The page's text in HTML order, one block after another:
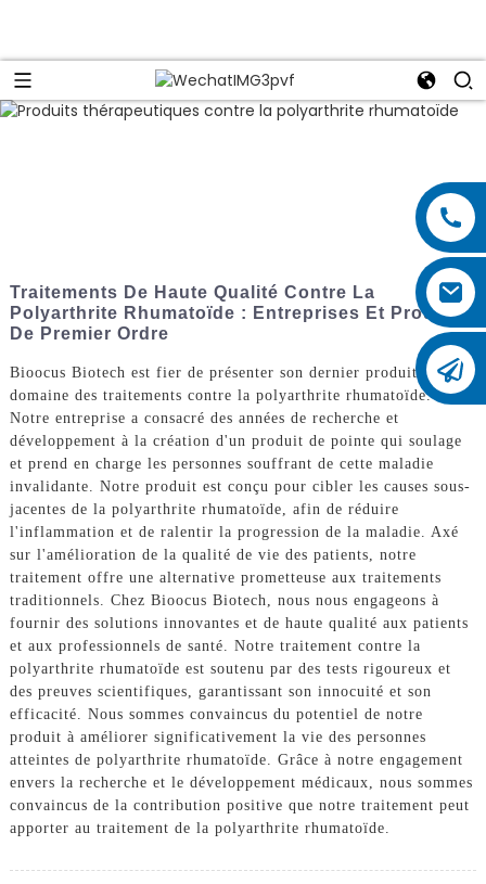
Traitements De Haute Qualité Contre La
Polyarthrite Rhumatoïde : Entreprises Et Produits
De Premier Ordre
Bioocus Biotech est fier de présenter son dernier produit dans le
domaine des traitements contre la polyarthrite rhumatoïde.
Notre entreprise a consacré des années de recherche et
développement à la création d'un produit de pointe qui soulage
et prend en charge les personnes souffrant de cette maladie
invalidante. Notre produit est conçu pour cibler les causes sous-
jacentes de la polyarthrite rhumatoïde, afin de réduire
l'inflammation et de ralentir la progression de la maladie. Axé
sur l'amélioration de la qualité de vie des patients, notre
traitement offre une alternative prometteuse aux traitements
traditionnels. Chez Bioocus Biotech, nous nous engageons à
fournir des solutions innovantes et de haute qualité aux patients
et aux professionnels de santé. Notre traitement contre la
polyarthrite rhumatoïde est soutenu par des tests rigoureux et
des preuves scientifiques, garantissant son innocuité et son
efficacité. Nous sommes convaincus du potentiel de notre
produit à améliorer significativement la vie des personnes
atteintes de polyarthrite rhumatoïde. Grâce à notre engagement
envers la recherche et le développement médicaux, nous sommes
convaincus de la contribution positive que notre traitement peut
apporter au traitement de la polyarthrite rhumatoïde.